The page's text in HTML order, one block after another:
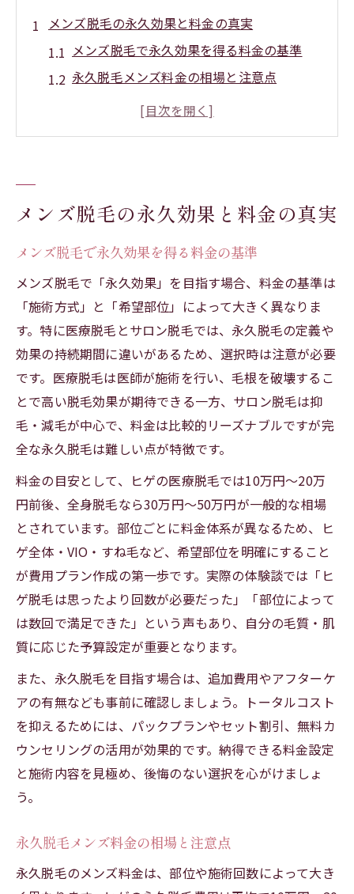
メンズ脱毛の永久効果と料金の真実
メンズ脱毛で永久効果を得る料金の基準
永久脱毛メンズ料金の相場と注意点
男永久脱毛の費用と後悔しないための視点
メンズ脱毛で理想実現へ費用設計の基本
効果重視のメンズ脱毛費用配分術を解説
無駄なく永久脱毛を実現する料金の工夫
メンズ脱毛で納得の永久費用シミュレーシ
ョン
後悔しないためのメンズ脱毛料金比較
メンズ脱毛料金比較で後悔しない選び方
永久脱毛メンズ費用の比較ポイント解説
男全身脱毛の料金差と後悔例を知る
各部位メンズ脱毛料金比較の注意点
メンズ脱毛で永久を目指す費用比較術
永久を目指す男の脱毛プラン選び指南
メンズ脱毛で永久を目指すプランの選び方
費用対効果を重視した脱毛プランの見極め
メンズ脱毛料金とプラン内容のチェック法
永久脱毛メンズのおすすめプラン構成とは
全身脱毛のメンズ料金相場と効果を探る
全身脱毛メンズの料金相場と効果を徹底分
析
メンズ脱毛で全身永久の費用と持続性を比
全身永久脱毛メンズ費用のリアルな目安
メンズ脱毛全身プランの相場と効果の体感
メンズ脱毛の永久効果と料金の真実
メンズ脱毛で永久効果を得る料金の基準
メンズ脱毛で「永久効果」を目指す場合、料金の基準は
「施術方式」と「希望部位」によって大きく異なりま
す。特に医療脱毛とサロン脱毛では、永久脱毛の定義や
効果の持続期間に違いがあるため、選択時は注意が必要
です。医療脱毛は医師が施術を行い、毛根を破壊するこ
とで高い脱毛効果が期待できる一方、サロン脱毛は抑
毛・減毛が中心で、料金は比較的リーズナブルですが完
全な永久脱毛は難しい点が特徴です。
料金の目安として、ヒゲの医療脱毛では10万円〜20万
円前後、全身脱毛なら30万円〜50万円が一般的な相場
とされています。部位ごとに料金体系が異なるため、ヒ
ゲ全体・VIO・すね毛など、希望部位を明確にすること
が費用プラン作成の第一歩です。実際の体験談では「ヒ
ゲ脱毛は思ったより回数が必要だった」「部位によって
は数回で満足できた」という声もあり、自分の毛質・肌
質に応じた予算設定が重要となります。
また、永久脱毛を目指す場合は、追加費用やアフターケ
アの有無なども事前に確認しましょう。トータルコスト
を抑えるためには、パックプランやセット割引、無料カ
ウンセリングの活用が効果的です。納得できる料金設定
と施術内容を見極め、後悔のない選択を心がけましょ
う。
永久脱毛メンズ料金の相場と注意点
永久脱毛のメンズ料金は、部位や施術回数によって大き